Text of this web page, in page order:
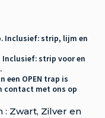
Inclusief: strip, lijm en
Inclusief: strip voor en
een OPEN trap is
contact met ons op
Zwart, Zilver en